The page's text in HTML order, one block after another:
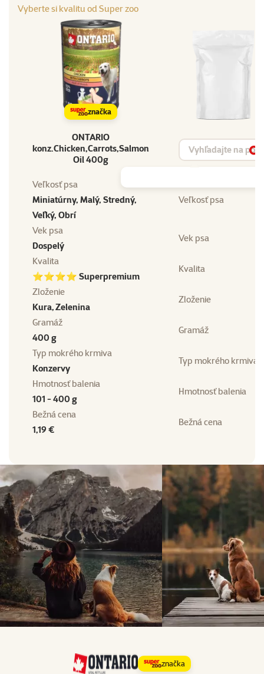
Vyberte si kvalitu od Super zoo
značka
ONTARIO
konz.Chicken,Carrots,Salmon
Oil 400g
Vyhľadávanie
Veľkosť psa
Miniatúrny, Malý, Stredný,
Veľký, Obrí
Veľkosť psa
Vek psa
Dospelý
Vek psa
Kvalita
⭐⭐⭐⭐ Superpremium
Kvalita
Zloženie
Kura, Zelenina
Zloženie
Gramáž
400 g
Gramáž
Typ mokrého krmiva
Konzervy
Typ mokrého krmiva
Hmotnosť balenia
101 - 400 g
Hmotnosť balenia
Bežná cena
1,19 €
Bežná cena
značka